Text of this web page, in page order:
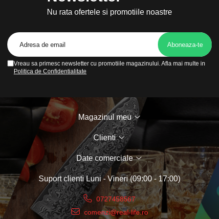
proaspătă, cu arome intense.
Ideală pentru:
✔️ Iubitorii de cafea care preferă un gust autentic și
proaspăt.
Transformă fiecare dimineață într-un ritual rafinat
cu această cafetieră
French Press
eficientă!
Nu rata ofertele si promotiile noastre
Vreau sa primesc newsletter cu promotiile magazinului. Afla mai multe in
Politica de Confidentialitate
Magazinul meu
Clienti
Date comerciale
Suport clientiLuni - Vineri (09:00 - 17:00)
0727458567
comenzi@real-life.ro